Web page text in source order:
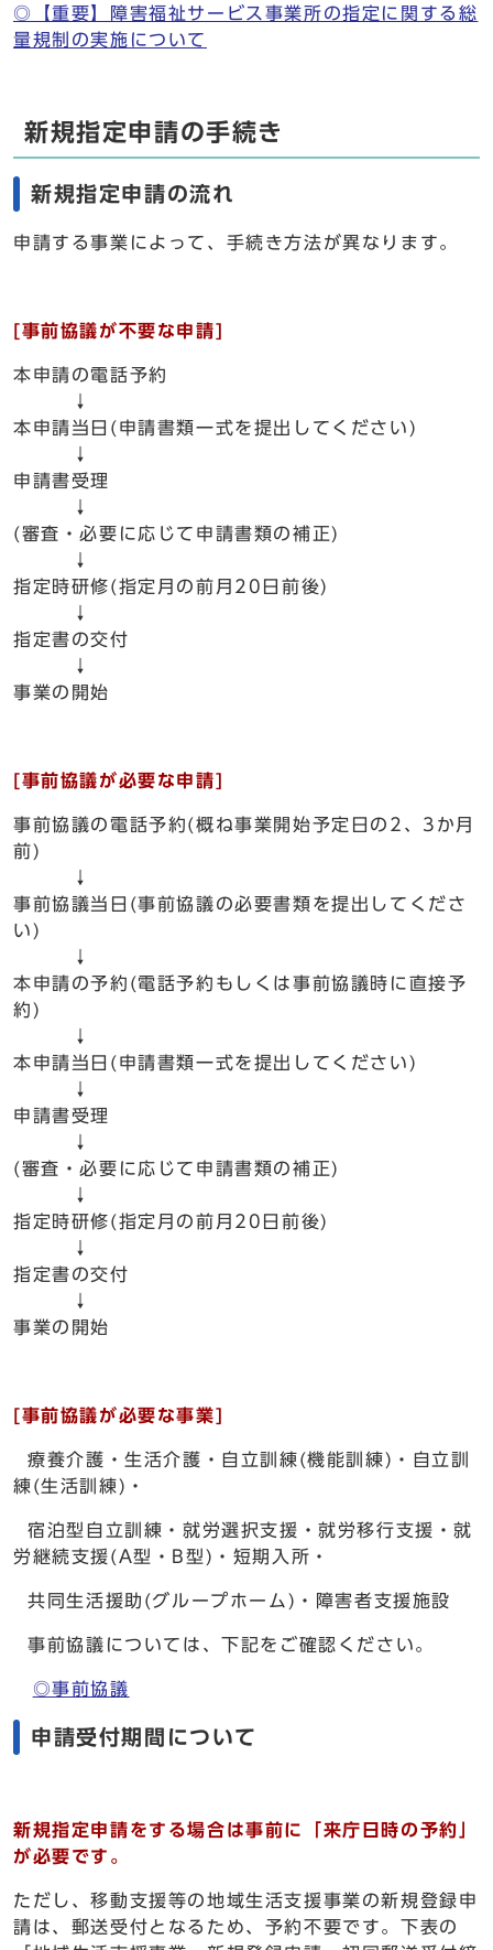
◎【重要】障害福祉サービス事業所の指定に関する総
量規制の実施について
新規指定申請の手続き
新規指定申請の流れ
申請する事業によって、手続き方法が異なります。
[事前協議が不要な申請]
本申請の電話予約
↓
本申請当日(申請書類一式を提出してください)
↓
申請書受理
↓
(審査・必要に応じて申請書類の補正)
↓
指定時研修(指定月の前月20日前後)
↓
指定書の交付
↓
事業の開始
[事前協議が必要な申請]
事前協議の電話予約(概ね事業開始予定日の2、3か月
前)
↓
事前協議当日(事前協議の必要書類を提出してくださ
い)
↓
本申請の予約(電話予約もしくは事前協議時に直接予
約)
↓
本申請当日(申請書類一式を提出してください)
↓
申請書受理
↓
(審査・必要に応じて申請書類の補正)
↓
指定時研修(指定月の前月20日前後)
↓
指定書の交付
↓
事業の開始
[事前協議が必要な事業]
療養介護・生活介護・自立訓練(機能訓練)・自立訓
練(生活訓練)・
宿泊型自立訓練・就労選択支援・就労移行支援・就
労継続支援(A型・B型)・短期入所・
共同生活援助(グループホーム)・障害者支援施設
事前協議については、下記をご確認ください。
◎事前協議
申請受付期間について
新規指定申請をする場合は事前に「来庁日時の予約」
が必要です。
ただし、移動支援等の地域生活支援事業の新規登録申
請は、郵送受付となるため、予約不要です。下表の